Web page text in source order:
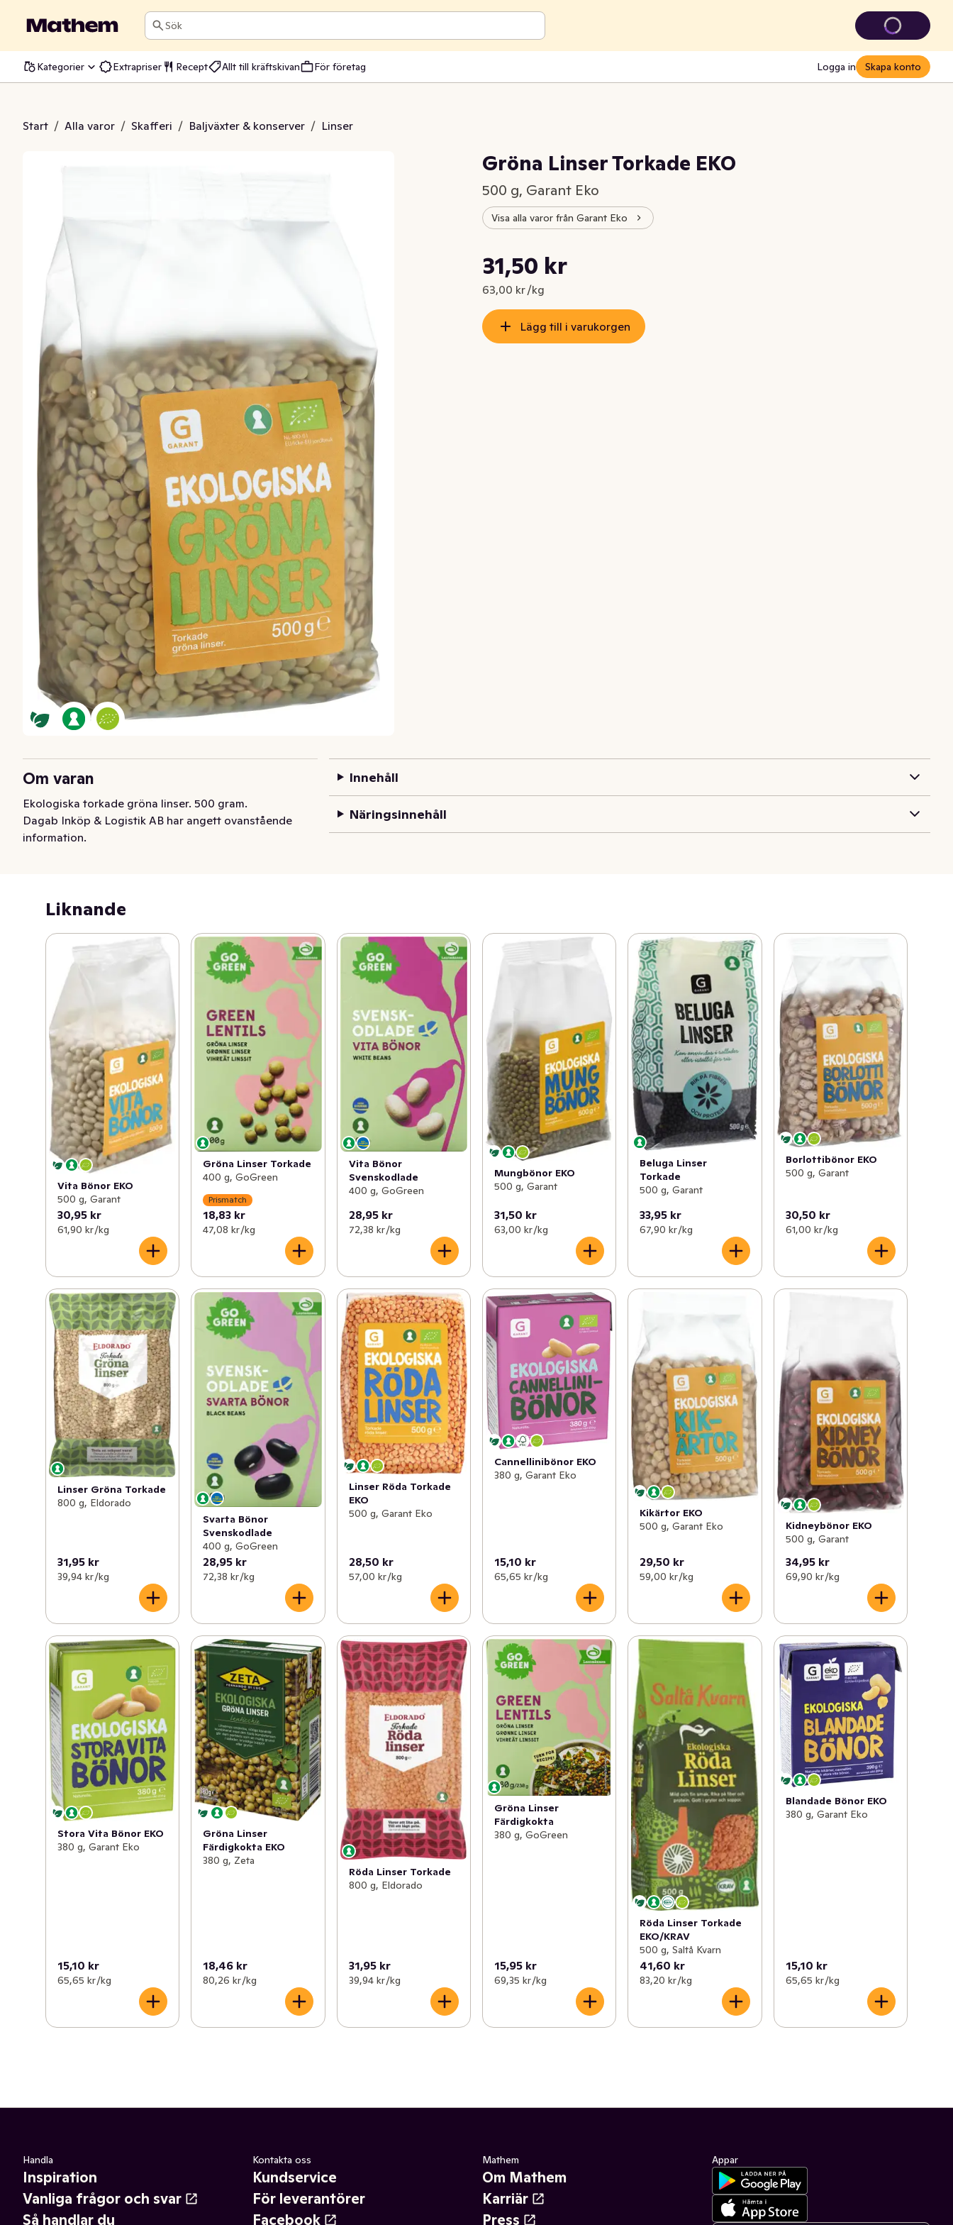
Sök
Kategorier Extrapriser Recept Allt till kräftskivan För företag Logga in Skapa konto
Start / Alla varor / Skafferi / Baljväxter & konserver / Linser
Torkade EKO
Gröna Linser Torkade EKO
500 g, Garant Eko
Visa alla varor från Garant Eko
Nuvarande pris är: 31,50 kr
31,50 kr
63,00 kr /kg
Styckpris: 63,00 kr /kg
Lägg till i varukorgen
Om varan
Ekologiska torkade gröna linser. 500 gram.
Dagab Inköp & Logistik AB har angett ovanstående
information.
Innehåll
Näringsinnehåll
Liknande
Vita Bönor EKO
500 g, Garant
30,95 kr
61,90 kr /kg
Gröna Linser Torkade
400 g, GoGreen
Prismatch
18,83 kr
47,08 kr /kg
Vita Bönor
Svenskodlade
400 g, GoGreen
28,95 kr
72,38 kr /kg
Mungbönor EKO
500 g, Garant
31,50 kr
63,00 kr /kg
Beluga Linser
Torkade
500 g, Garant
33,95 kr
67,90 kr /kg
Borlottibönor EKO
500 g, Garant
30,50 kr
61,00 kr /kg
Linser Gröna Torkade
800 g, Eldorado
31,95 kr
39,94 kr /kg
Svarta Bönor
Svenskodlade
400 g, GoGreen
28,95 kr
72,38 kr /kg
Linser Röda Torkade
EKO
500 g, Garant Eko
28,50 kr
57,00 kr /kg
Cannellinibönor EKO
380 g, Garant Eko
15,10 kr
65,65 kr /kg
Kikärtor EKO
500 g, Garant Eko
29,50 kr
59,00 kr /kg
Kidneybönor EKO
500 g, Garant
34,95 kr
69,90 kr /kg
Stora Vita Bönor EKO
380 g, Garant Eko
15,10 kr
65,65 kr /kg
Gröna Linser
Färdigkokta EKO
380 g, Zeta
18,46 kr
80,26 kr /kg
Röda Linser Torkade
800 g, Eldorado
31,95 kr
39,94 kr /kg
Gröna Linser
Färdigkokta
380 g, GoGreen
15,95 kr
69,35 kr /kg
Röda Linser Torkade
EKO/KRAV
500 g, Saltå Kvarn
41,60 kr
83,20 kr /kg
Blandade Bönor EKO
380 g, Garant Eko
15,10 kr
65,65 kr /kg
Handla
Inspiration
Vanliga frågor och svar
Så handlar du
Kontakta oss
Kundservice
För leverantörer
Facebook
Mathem
Om Mathem
Karriär
Press
Appar